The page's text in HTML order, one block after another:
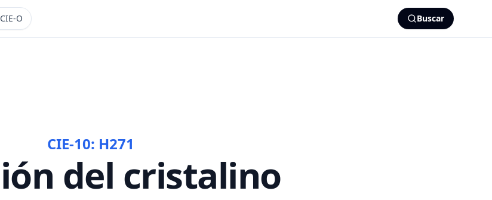
CIE-O Buscar
CIE-10: H271
del cristalino